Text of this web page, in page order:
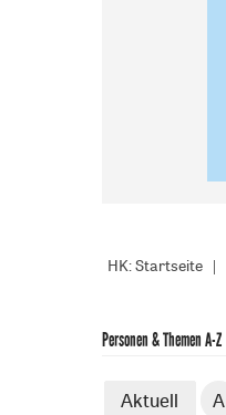
HK: Startseite
Personen & Themen A-Z
Aktuell A